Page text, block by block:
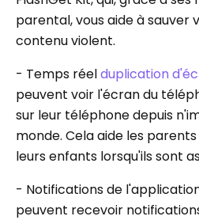
parental, vous aide à sauver
contenu violent.
- Temps réelduplication
peuvent voir l'écran du
sur leur téléphone depuis
monde. Cela aide les
leurs enfants lorsqu'ils sont
- Notifications de
peuvent recevoir